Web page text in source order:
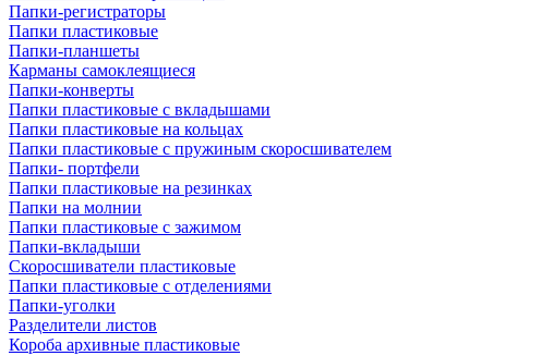
Папки-регистраторы
Папки пластиковые
Папки-планшеты
Карманы самоклеящиеся
Папки-конверты
Папки пластиковые с вкладышами
Папки пластиковые на кольцах
Папки пластиковые с пружиным скоросшивателем
Папки- портфели
Папки пластиковые на резинках
Папки на молнии
Папки пластиковые с зажимом
Папки-вкладыши
Скоросшиватели пластиковые
Папки пластиковые с отделениями
Папки-уголки
Разделители листов
Короба архивные пластиковые